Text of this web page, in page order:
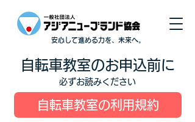
安心して進める力を、未来へ。
自転車教室のお申込前に
必ずお読みください
自転車教室の利用規約